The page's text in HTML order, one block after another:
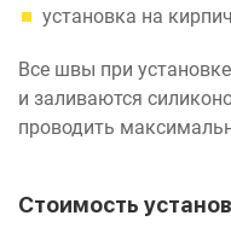
установка на
Все швы при
и заливаются
проводить
Стоимость